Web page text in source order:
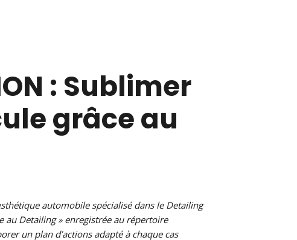
: Sublimer
grâce au
automobile spécialisé dans le Detailing
au Detailing » enregistrée au répertoire
un plan d’actions adapté à chaque cas